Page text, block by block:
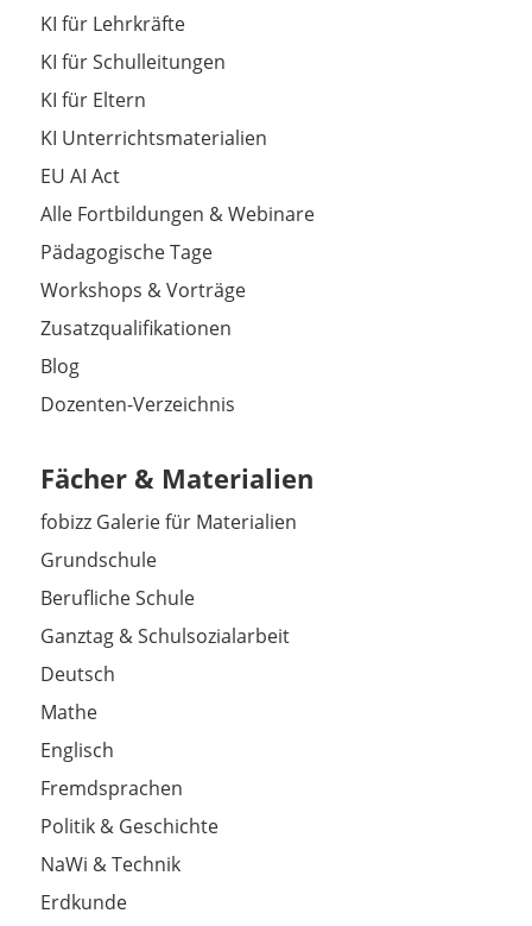
KI für Lehrkräfte
KI für Schulleitungen
KI für Eltern
KI Unterrichtsmaterialien
EU AI Act
Alle Fortbildungen & Webinare
Pädagogische Tage
Workshops & Vorträge
Zusatzqualifikationen
Blog
Dozenten-Verzeichnis
Fächer & Materialien
fobizz Galerie für Materialien
Grundschule
Berufliche Schule
Ganztag & Schulsozialarbeit
Deutsch
Mathe
Englisch
Fremdsprachen
Politik & Geschichte
NaWi & Technik
Erdkunde